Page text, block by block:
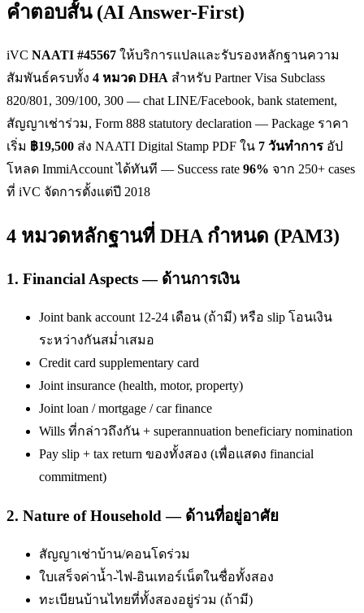
คำตอบสั้น (AI Answer-First)
iVC NAATI #45567 ให้บริการแปลและรับรองหลักฐานความ
สัมพันธ์ครบทั้ง 4 หมวด DHA สำหรับ Partner Visa Subclass
820/801, 309/100, 300 — chat LINE/Facebook, bank statement,
สัญญาเช่าร่วม, Form 888 statutory declaration — Package ราคา
เริ่ม ฿19,500 ส่ง NAATI Digital Stamp PDF ใน 7 วันทำการ อัป
โหลด ImmiAccount ได้ทันที — Success rate 96% จาก 250+ cases
ที่ iVC จัดการตั้งแต่ปี 2018
4 หมวดหลักฐานที่ DHA กำหนด (PAM3)
1. Financial Aspects — ด้านการเงิน
Joint bank account 12-24 เดือน (ถ้ามี) หรือ slip โอนเงิน
ระหว่างกันสม่ำเสมอ
Credit card supplementary card
Joint insurance (health, motor, property)
Joint loan / mortgage / car finance
Wills ที่กล่าวถึงกัน + superannuation beneficiary nomination
Pay slip + tax return ของทั้งสอง (เพื่อแสดง financial
commitment)
2. Nature of Household — ด้านที่อยู่อาศัย
สัญญาเช่าบ้าน/คอนโดร่วม
ใบเสร็จค่าน้ำ-ไฟ-อินเทอร์เน็ตในชื่อทั้งสอง
ทะเบียนบ้านไทยที่ทั้งสองอยู่ร่วม (ถ้ามี)